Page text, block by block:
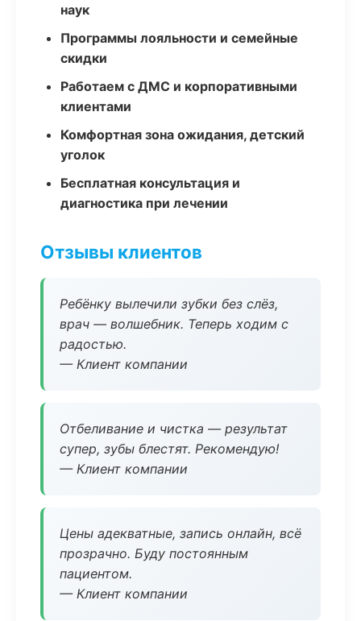
наук
Программы лояльности и семейные
скидки
Работаем с ДМС и корпоративными
клиентами
Комфортная зона ожидания, детский
уголок
Бесплатная консультация и
диагностика при лечении
Отзывы клиентов
Ребёнку вылечили зубки без слёз,
врач — волшебник. Теперь ходим с
радостью.
— Клиент компании
Отбеливание и чистка — результат
супер, зубы блестят. Рекомендую!
— Клиент компании
Цены адекватные, запись онлайн, всё
прозрачно. Буду постоянным
пациентом.
— Клиент компании